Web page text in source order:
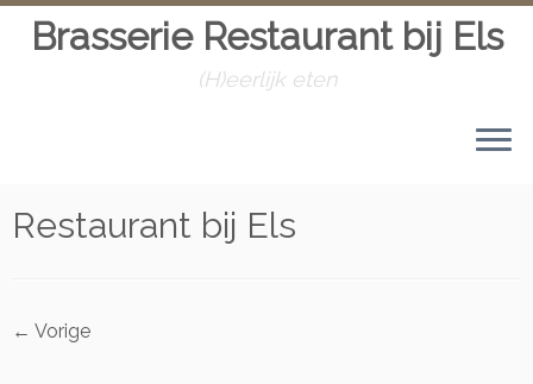
Brasserie Restaurant bij Els
(H)eerlijk eten
Restaurant bij Els
← Vorige